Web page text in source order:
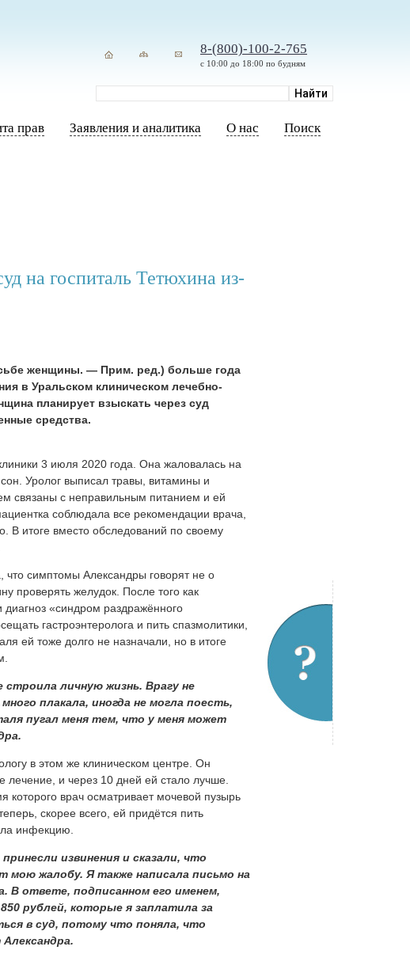
8-(800)-100-2-765
с 10:00 до 18:00 по будням
прав Заявления и аналитика О нас Поиск
на госпиталь Тетюхина из-
женщины. — Прим. ред.) больше года
в Уральском клиническом лечебно-
планирует взыскать через суд
средства.
3 июля 2020 года. Она жаловалась на
Уролог выписал травы, витамины и
связаны с неправильным питанием и ей
соблюдала все рекомендации врача,
В итоге вместо обследований по своему
что симптомы Александры говорят не о
проверять желудок. После того как
диагноз «синдром раздражённого
гастроэнтеролога и пить спазмолитики,
ей тоже долго не назначали, но в итоге
строила личную жизнь. Врагу не
плакала, иногда не могла поесть,
пугал меня тем, что у меня может
в этом же клиническом центре. Он
лечение, и через 10 дней ей стало лучше.
которого врач осматривает мочевой пузырь
скорее всего, ей придётся пить
инфекцию.
извинения и сказали, что
мою жалобу. Я также написала письмо на
В ответе, подписанном его именем,
рублей, которые я заплатила за
в суд, потому что поняла, что